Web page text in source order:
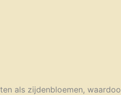
als zijdenbloemen,